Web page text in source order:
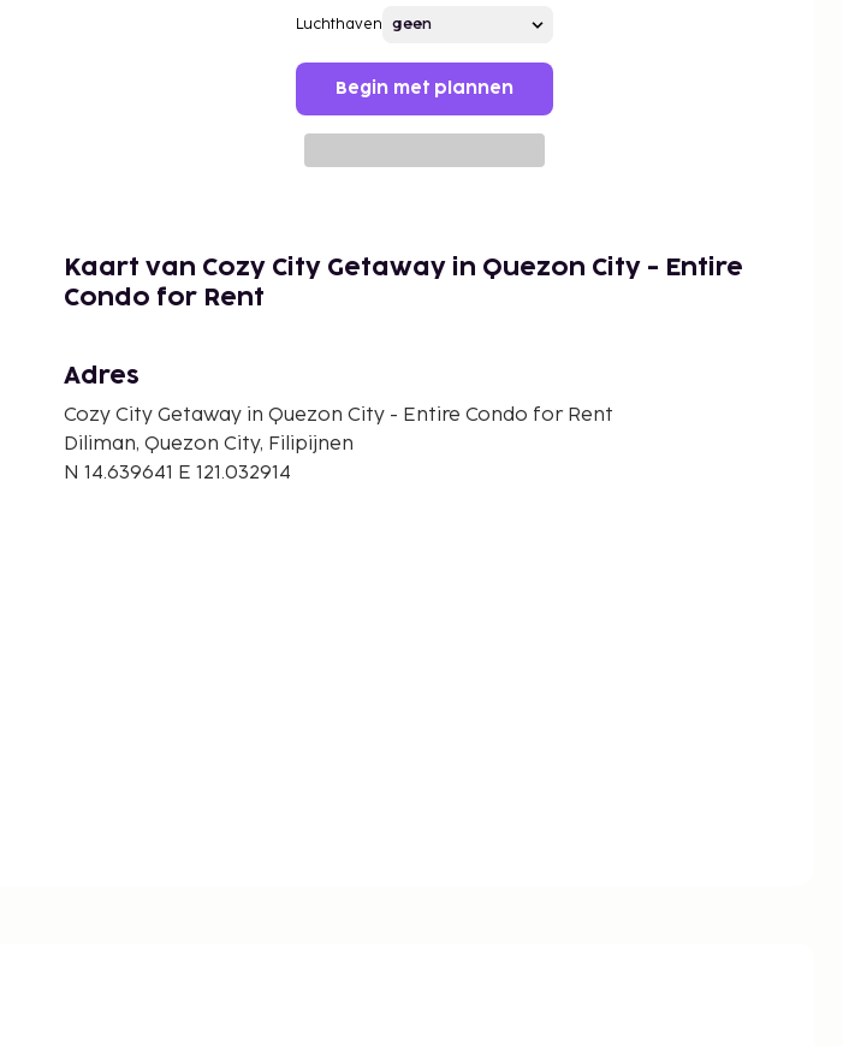
Luchthaven
Begin met plannen
Kaart van Cozy City Getaway in Quezon City - Entire
Condo for Rent
Adres
Cozy City Getaway in Quezon City - Entire Condo for Rent
Diliman, Quezon City, Filipijnen
N 14.639641 E 121.032914